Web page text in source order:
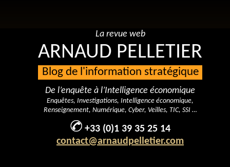
La revue web
ARNAUD PELLETIER
Blog de l'information stratégique
De l’enquête à l’Intelligence économique
Enquêtes, Investigations, Intelligence économique,
Renseignement, Numérique, Cyber, Veilles, TIC, SSI …
+33 (0)1 39 35 25 14
contact@arnaudpelletier.com